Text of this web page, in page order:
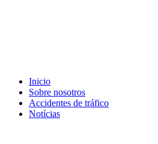
Inicio
Sobre nosotros
Accidentes de tráfico
Notícias